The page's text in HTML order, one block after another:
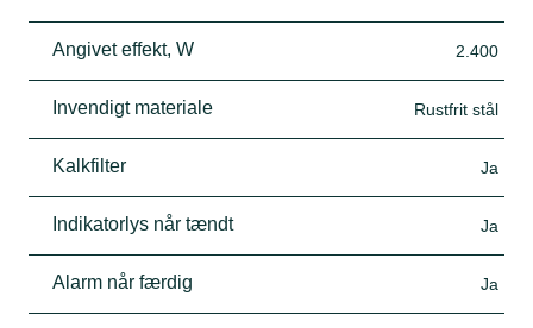
Angivet effekt, W 2.400
Invendigt materiale Rustfrit stål
Kalkfilter Ja
Indikatorlys når tændt Ja
Alarm når færdig Ja